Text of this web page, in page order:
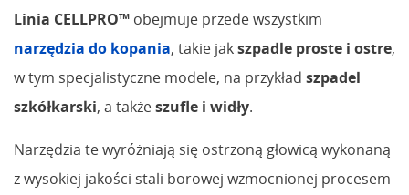
Linia CELLPRO™ obejmuje przede wszystkim
narzędzia do kopania, takie jakszpadle proste i ostre,
w tym specjalistyczne modele, na przykład szpadel
szkółkarski, a takżeszufle i widły.
Narzędzia te wyróżniają się ostrzoną głowicą wykonaną
z wysokiej jakości stali borowej wzmocnionej procesem